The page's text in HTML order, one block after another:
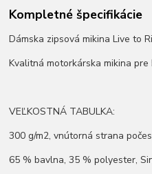
Kompletné špecifikácie
Dámska zipsová mikina Live to
Kvalitná motorkárska mikina pre
VEĽKOSTNÁ TABULKA:
300 g/m2, vnútorná strana
65 % bavlna, 35 % polyester,